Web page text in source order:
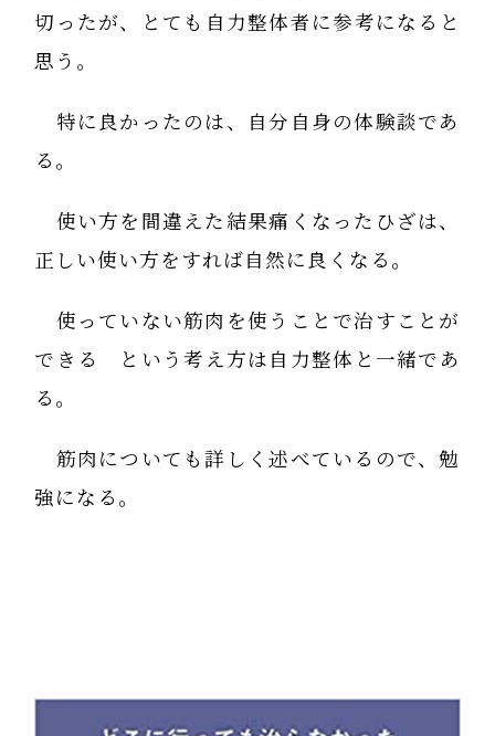
切ったが、とても自力整体者に参考になると
思う。
特に良かったのは、自分自身の体験談であ
る。
使い方を間違えた結果痛くなったひざは、
正しい使い方をすれば自然に良くなる。
使っていない筋肉を使うことで治すことが
できる という考え方は自力整体と一緒であ
る。
筋肉についても詳しく述べているので、勉
強になる。